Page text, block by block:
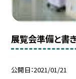
展覧会準備と書
公開日 2021/01/21